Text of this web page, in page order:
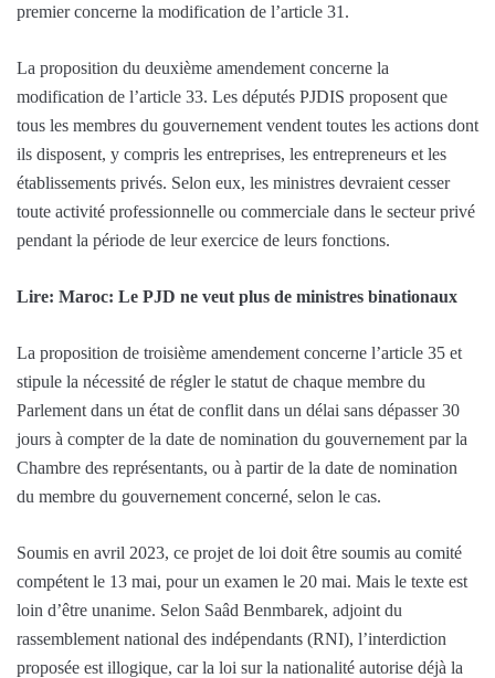
premier concerne la modification de l’article 31.
La proposition du deuxième amendement concerne la
modification de l’article 33. Les députés PJDIS proposent que
tous les membres du gouvernement vendent toutes les actions dont
ils disposent, y compris les entreprises, les entrepreneurs et les
établissements privés. Selon eux, les ministres devraient cesser
toute activité professionnelle ou commerciale dans le secteur privé
pendant la période de leur exercice de leurs fonctions.
Lire: Maroc: Le PJD ne veut plus de ministres binationaux
La proposition de troisième amendement concerne l’article 35 et
stipule la nécessité de régler le statut de chaque membre du
Parlement dans un état de conflit dans un délai sans dépasser 30
jours à compter de la date de nomination du gouvernement par la
Chambre des représentants, ou à partir de la date de nomination
du membre du gouvernement concerné, selon le cas.
Soumis en avril 2023, ce projet de loi doit être soumis au comité
compétent le 13 mai, pour un examen le 20 mai. Mais le texte est
loin d’être unanime. Selon Saâd Benmbarek, adjoint du
rassemblement national des indépendants (RNI), l’interdiction
proposée est illogique, car la loi sur la nationalité autorise déjà la